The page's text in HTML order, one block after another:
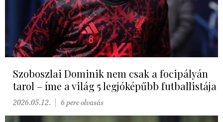
Szoboszlai Dominik nem csak a focipályán
tarol – íme a világ 5 legjóképűbb futballistája
2026.05.12. 6 perc olvasás